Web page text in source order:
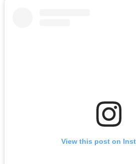
View this post on